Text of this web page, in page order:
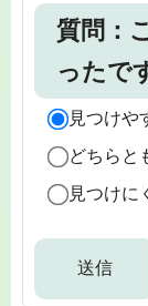
質問：
ったで
見つけや
どちらと
見つけに